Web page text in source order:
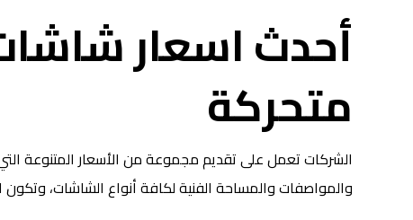
أحدث اسعار
متحركة
الشركات تعمل على تقديم مجموعة من الأسعار المتنوعة
والمواصفات والمساحة الفنية لكافة أنواع الشاشات، وتكون